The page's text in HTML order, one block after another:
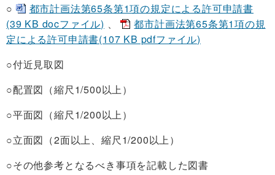
○
都市計画法第65条第1項の規定による許可申請書
(39 KB docファイル) 、
都市計画法第65条第1項の規
定による許可申請書(107 KB pdfファイル)
○付近見取図
○配置図（縮尺1/500以上）
○平面図（縮尺1/200以上）
○立面図（2面以上、縮尺1/200以上）
○その他参考となるべき事項を記載した図書